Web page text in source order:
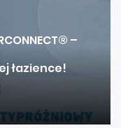
–
łazience!